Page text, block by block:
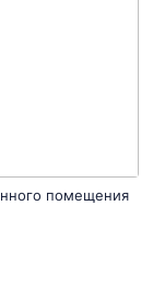
помещения